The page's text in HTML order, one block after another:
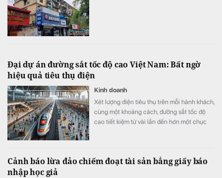
Đại dự án đường sắt tốc độ cao Việt Nam: Bất ngờ
hiệu quả tiêu thụ điện
Kinh doanh
Xét lượng điện tiêu thụ trên mỗi hành khách,
cùng một khoảng cách, đường sắt tốc độ
cao tiết kiệm từ vài lần đến hơn một chục
Cảnh báo lừa đảo chiếm đoạt tài sản bẳng giấy báo
nhập học giả